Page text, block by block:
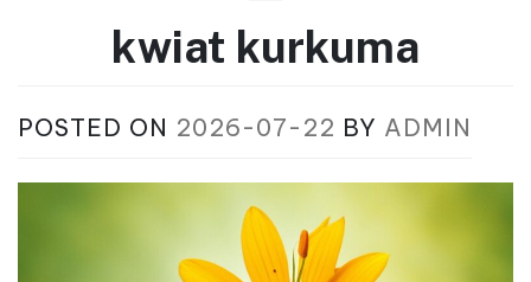
kwiat kurkuma
POSTED ON 2026-07-22 BY ADMIN